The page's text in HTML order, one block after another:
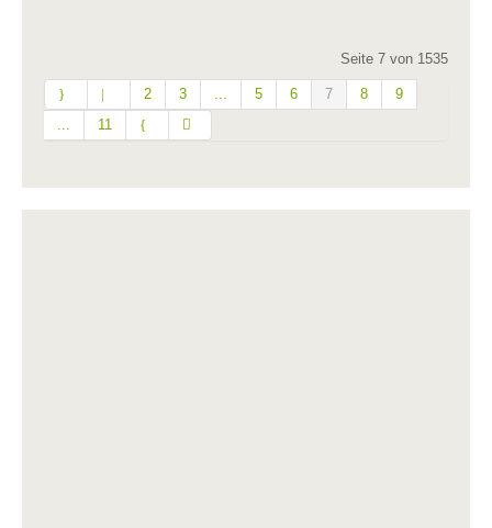
Seite 7 von 1535
2 3 5 6 7 8
9
11